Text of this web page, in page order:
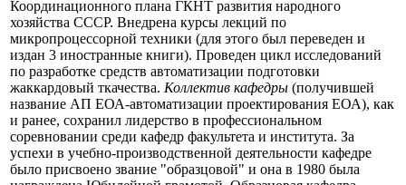
Координационного плана ГКНТ развития народного
хозяйства СССР. Внедрена курсы лекций по
микропроцессорной техники (для этого был переведен и
издан 3 иностранные книги). Проведен цикл исследований
по разработке средств автоматизации подготовки
жаккардовый ткачества. Коллектив кафедры (получившей
название АП ЕОА-автоматизации проектирования ЕОА), как
и ранее, сохранил лидерство в профессиональном
соревновании среди кафедр факультета и института. За
успехи в учебно-производственной деятельности кафедре
было присвоено звание "образцовой" и она в 1980 была